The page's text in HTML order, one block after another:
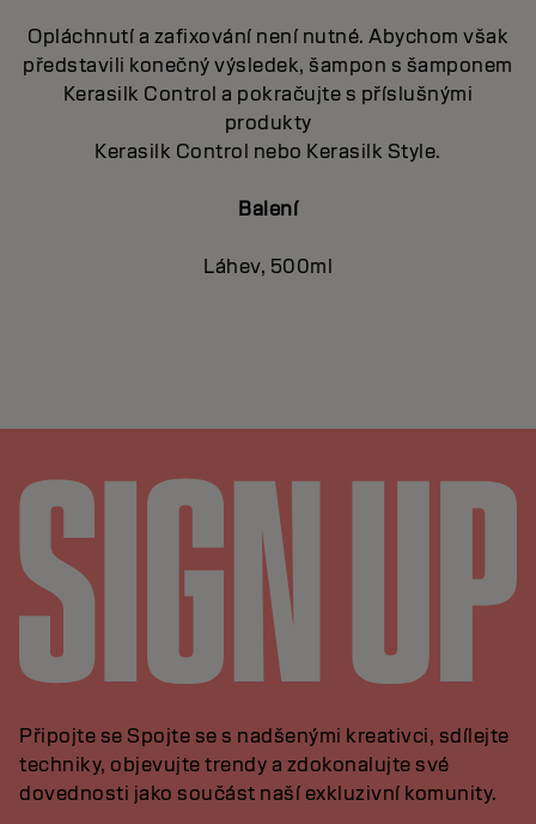
Opláchnutí a zafixování není nutné. Abychom však
představili konečný výsledek, šampon s šamponem
Kerasilk Control a pokračujte s příslušnými
produkty
Kerasilk Control nebo Kerasilk Style.
Balení
Láhev, 500ml
Připojte se Spojte se s nadšenými kreativci, sdílejte
techniky, objevujte trendy a zdokonalujte své
dovednosti jako součást naší exkluzivní komunity.